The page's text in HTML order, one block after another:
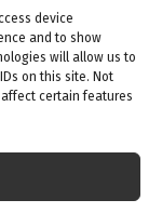
device
and to show
will allow us to
on this site. Not
certain features